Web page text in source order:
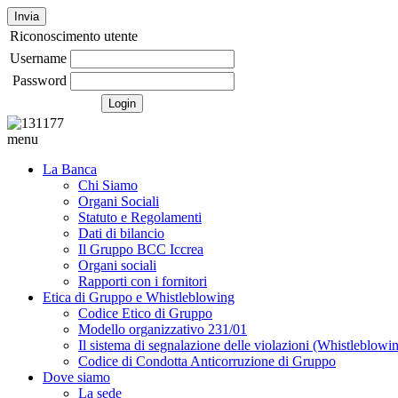
Invia
Riconoscimento utente
Username
Password
menu
La Banca
Chi Siamo
Organi Sociali
Statuto e Regolamenti
Dati di bilancio
Il Gruppo BCC Iccrea
Organi sociali
Rapporti con i fornitori
Etica di Gruppo e Whistleblowing
Codice Etico di Gruppo
Modello organizzativo 231/01
Il sistema di segnalazione delle violazioni
Codice di Condotta Anticorruzione di Gruppo
Dove siamo
La sede